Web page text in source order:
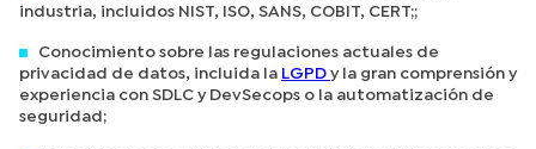
industria, incluidos NIST, ISO, SANS, COBIT, CERT;;
Conocimiento sobre las regulaciones actuales de
privacidad de datos, incluida la LGPD y la gran comprensión y
experiencia con SDLC y DevSecops o la automatización de
seguridad;